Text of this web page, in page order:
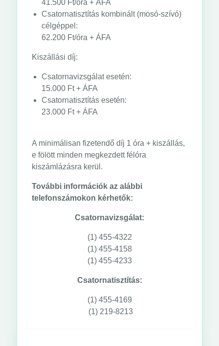
41.500 Ft/óra + ÁFA
Csatornatisztítás kombinált (mosó-szívó)
célgéppel:
62.200 Ft/óra + ÁFA
Kiszállási díj:
Csatornavizsgálat esetén:
15.000 Ft + ÁFA
Csatornatisztítás esetén:
23.000 Ft + ÁFA
A minimálisan fizetendő díj 1 óra + kiszállás,
e fölött minden megkezdett félóra
kiszámlázásra kerül.
További információk az alábbi
telefonszámokon kérhetők:
Csatornavizsgálat:
(1) 455-4322
(1) 455-4158
(1) 455-4233
Csatornatisztítás:
(1) 455-4169
(1) 219-8213